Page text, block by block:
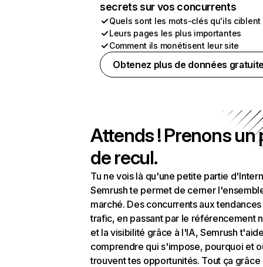
secrets sur vos concurrents
Quels sont les mots-clés qu'ils ciblent
Leurs pages les plus importantes
Comment ils monétisent leur site
Obtenez plus de données
Attends ! Prenons un
de recul.
Tu ne vois là qu'une petite partie
Semrush te permet de cerner
marché. Des concurrents aux
trafic, en passant par le référencement
et la visibilité grâce à l'IA, Semrush
comprendre qui s'impose, pourquoi et
trouvent tes opportunités. Tout ça grâce